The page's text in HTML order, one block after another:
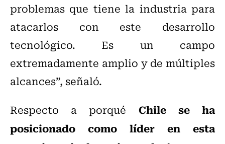
problemas que tiene la industria para
atacarlos con este desarrollo
tecnológico. Es un campo
extremadamente amplio y de múltiples
alcances”, señaló.
Respecto a porqué Chile se ha
posicionado como líder en esta